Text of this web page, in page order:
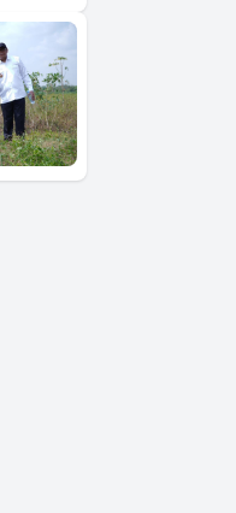
Kepemimpinan
Presiden
Prabowo